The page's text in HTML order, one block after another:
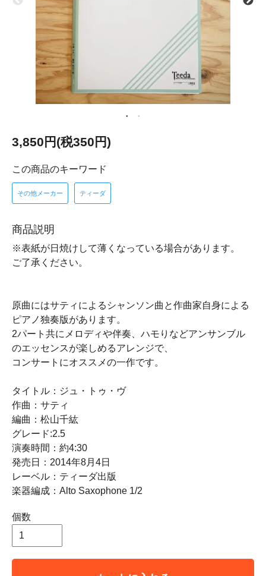
3,850円(税350円)
この商品のキーワード
その他メーカー ティーダ
商品説明
※表紙が日焼けして薄くなっている場合があります。
ご了承ください。
原曲にはサティによるシャンソン曲と作曲家自身による
ピアノ独奏版があります。
2パート共にメロディや伴奏、ハモりなどアンサンブル
のエッセンスが楽しめるアレンジで、
コンサートにオススメの一作です。
タイトル：ジュ・トゥ・ヴ
作曲：サティ
編曲：松山千紘
グレード:2.5
演奏時間：約4:30
発売日：2014年8月4日
レーベル：ティーダ出版
楽器編成：Alto Saxophone 1/2
個数